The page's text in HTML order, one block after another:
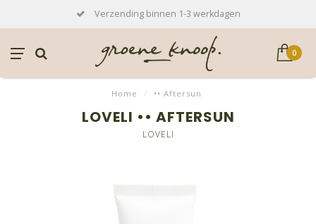
Verzending binnen 1-3 werkdagen
0
Home / •• Aftersun
LOVELI •• AFTERSUN
LOVELI